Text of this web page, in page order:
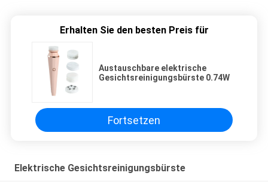
Erhalten Sie den besten Preis für
Austauschbare elektrische
Gesichtsreinigungsbürste 0.74W
Fortsetzen
Elektrische Gesichtsreinigungsbürste